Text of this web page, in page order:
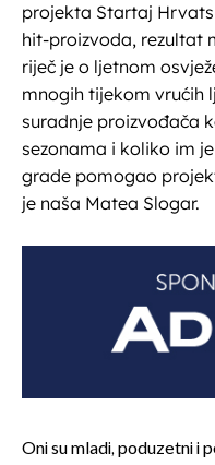
projekta Startaj
hit-proizvoda, rezultat
riječ je o ljetnom
mnogih tijekom vrućih
suradnje proizvođača
sezonama i koliko im
grade pomogao
je naša Matea Slogar.
Oni su mladi, poduzetni i